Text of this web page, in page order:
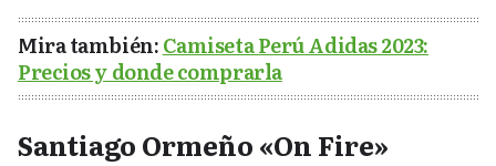
Mira también:Camiseta Perú Adidas 2023:
Precios y donde comprarla
Santiago Ormeño «On Fire»